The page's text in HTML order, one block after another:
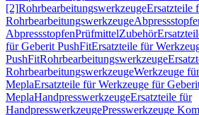
[2]RohrbearbeitungswerkzeugeErsatzteile
Rohrbearbeitungswerkzeuge
AbpressstopfenPrüfmittelZubehör
für Geberit PushFitErsatzteile für
PushFitRohrbearbeitungswerkzeuge
RohrbearbeitungswerkzeugeWerkzeuge
MeplaErsatzteile für Werkzeuge für
MeplaHandpresswerkzeugeErsatzteile für
HandpresswerkzeugePresswerkzeuge